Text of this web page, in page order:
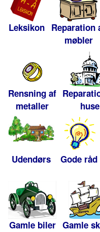
Leksikon Reparation
møbler
Rensning af
metaller
huse
Udendørs Gode råd
Gamle biler Gamle